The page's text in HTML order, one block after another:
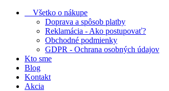
Všetko o nákupe
Doprava a spôsob platby
Reklamácia - Ako postupovať?
Obchodné podmienky
GDPR - Ochrana osobných údajov
Kto sme
Blog
Kontakt
Akcia